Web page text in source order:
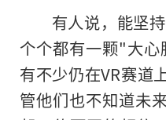
有人说，能坚
个个都有一颗"大
有不少仍在VR赛道
管他们也不知道未